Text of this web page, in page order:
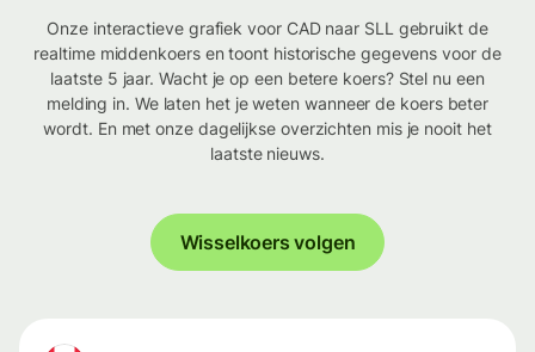
Onze interactieve grafiek voor CAD naar SLL gebruikt de
realtime middenkoers en toont historische gegevens voor de
laatste 5 jaar. Wacht je op een betere koers? Stel nu een
melding in. We laten het je weten wanneer de koers beter
wordt. En met onze dagelijkse overzichten mis je nooit het
laatste nieuws.
Wisselkoers volgen